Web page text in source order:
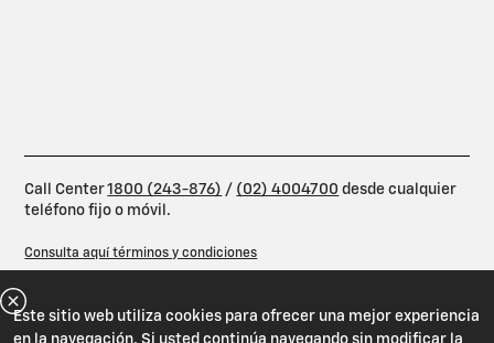
Este sitio web utiliza cookies para ofrecer una mejor experiencia
en la navegación. Si usted continúa navegando sin modificar la